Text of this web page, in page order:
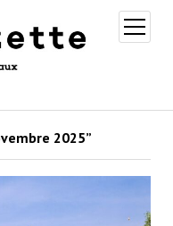
ouvrir
menu
2025”